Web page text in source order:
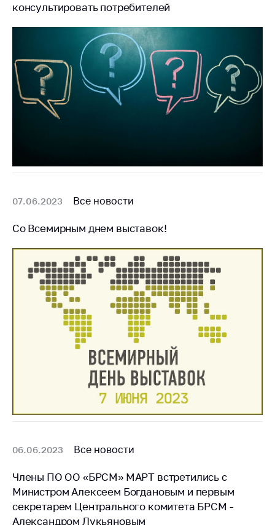
консультировать потребителей
07.06.2023 Все новости
Со Всемирным днем выставок!
06.06.2023 Все новости
Члены ПО ОО «БРСМ» МАРТ встретились с
Министром Алексеем Богдановым и первым
секретарем Центрального комитета БРСМ -
Александром Лукьяновым